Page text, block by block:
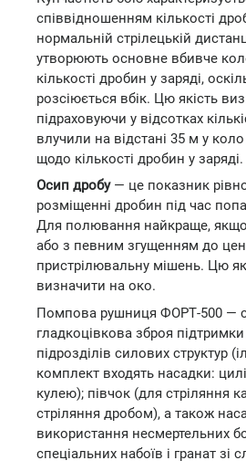
співвідношенням кількості
нормальній стрілецькій
утворюють основне вбивче
кількості дробин у заряді,
розсіюється вбік. Цю якість
підраховуючи у відсотках
влучили на відстані 35 м у
щодо кількості дробин у заряді.
Осип дробу— це показник
розміщенні дробин під час
Для полювання найкраще, якщо
або з певним згущенням до
пристрілювальну мішень. Цю
визначити на око.
Помпова рушниця ФОРТ-500 —
гладкоцівкова зброя
підрозділів силових структур
комплект входять насадки:
кулею); півчок (для стріляння
стріляння дробом), а також
використання несмертельних
спеціальних набоїв і гранат зі